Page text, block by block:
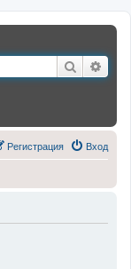
Поиск
Вход
Регистрация